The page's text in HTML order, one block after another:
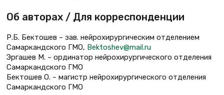
Об авторах / Для корреспонденции
Р.Б. Бектошев – зав. нейрохирургическим отделением
Самаркандского ГМО, Bektoshev@mail.ru
Эргашев М. – ординатор нейрохирургического отделения
Самаркандского ГМО
Бектошев О. – магистр нейрохирургического отделения
Самаркандского ГМО